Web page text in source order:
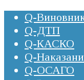
Q-
Q-ДТП
Q-КАСКО
Q-
Q-ОСАГО